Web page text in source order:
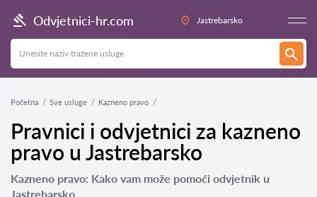
Odvjetnici-hr.com Jastrebarsko
Početna Sve usluge Kazneno pravo
Pravnici i odvjetnici za kazneno
pravo u Jastrebarsko
Kazneno pravo: Kako vam može pomoći odvjetnik u
Jastrebarsko